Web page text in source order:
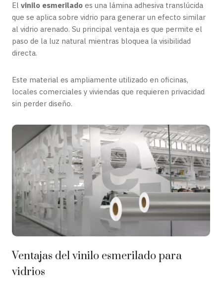
El vinilo esmerilado es una lámina adhesiva translúcida
que se aplica sobre vidrio para generar un efecto similar
al vidrio arenado. Su principal ventaja es que permite el
paso de la luz natural mientras bloquea la visibilidad
directa.
Este material es ampliamente utilizado en oficinas,
locales comerciales y viviendas que requieren privacidad
sin perder diseño.
Ventajas del vinilo esmerilado para
vidrios